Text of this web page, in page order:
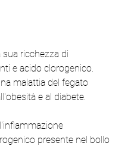
e acido clorogenico.
malattia del fegato
e al diabete.
presente nel bollo